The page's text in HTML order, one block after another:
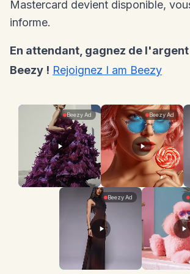
Mastercard devient disponible,
informe.
En attendant, gagnez de l'argent
Beezy ! Rejoignez I am Beezy